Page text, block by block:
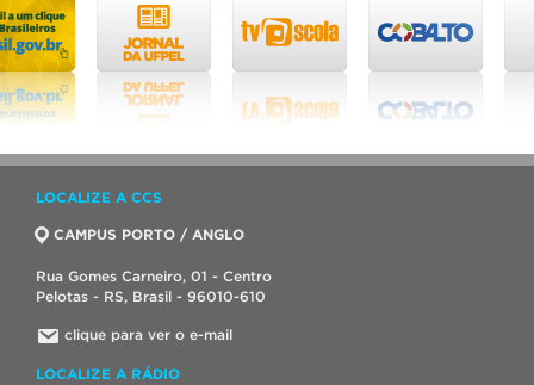
LOCALIZE A CCS
CAMPUS PORTO / ANGLO
Rua Gomes Carneiro, 01 - Centro
Pelotas - RS, Brasil - 96010-610
clique para ver o e-mail
LOCALIZE A RÁDIO